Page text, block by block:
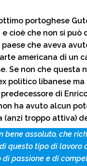
portoghese
cioè che non si può
che aveva
americana di un
Se non che questa
politico libanese
di
ha avuto alcun
troppo attiva)
assoluto, che
questo tipo di lavoro
di passione e di